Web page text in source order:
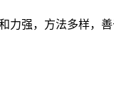
强，方法多样，